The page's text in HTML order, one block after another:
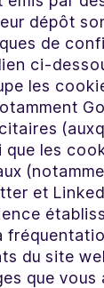
dépôt
de
ci-
les
que les
et
du site
que vous